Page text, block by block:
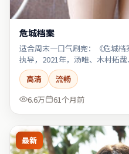
危城档案
适合周末一口气刷完：《危城
执导，2021年，汤唯、木村拓哉
高清
流畅
6.6万
61个月前
最新